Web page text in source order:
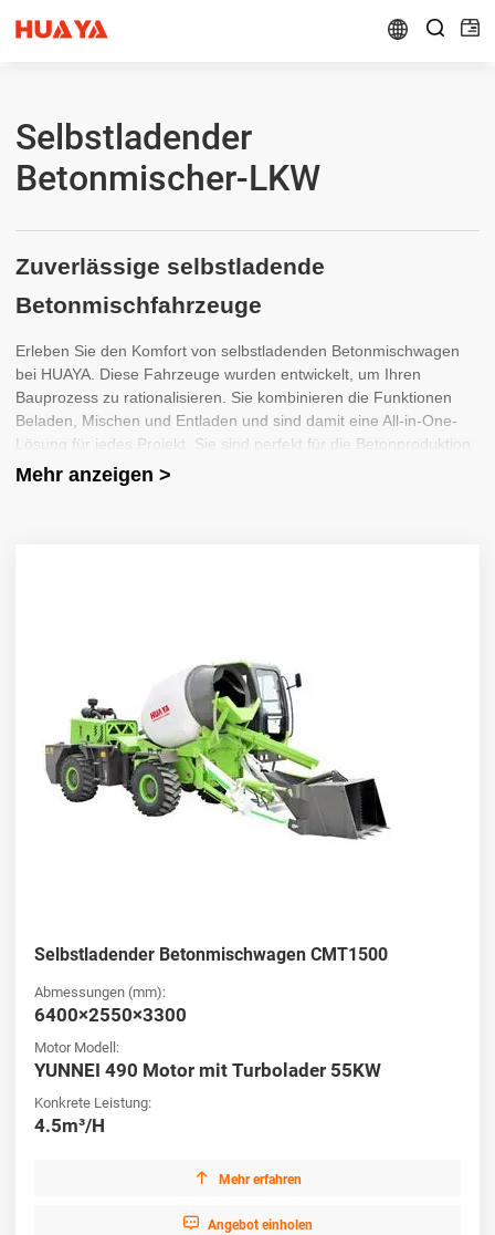
 
Selbstladender
Betonmischer-LKW
Zuverlässige selbstladende
Betonmischfahrzeuge
Erleben Sie den Komfort von selbstladenden Betonmischwagen
bei HUAYA. Diese Fahrzeuge wurden entwickelt, um Ihren
Bauprozess zu rationalisieren. Sie kombinieren die Funktionen
Beladen, Mischen und Entladen und sind damit eine All-in-One-
Lösung für jedes Projekt. Sie sind perfekt für die Betonproduktion
vor Ort und bieten Effizienz und Leistung, auf die Sie sich
verlassen können.
Mischanforderungen. Ganz gleich, ob Sie an kleinen Bauvorhaben
oder großen Infrastrukturprojekten arbeiten, diese Mischer liefern
hochwertige Ergebnisse und senken gleichzeitig die Arbeits- und
Betriebskosten.
Fortschrittliche Merkmale von
selbstladenden Betonmischfahrzeugen
Fahrzeuge eine langfristige, kosteneffektive Lösung für Ihren
Betonmischbedarf.
Mehr anzeigen >
Selbstladender Betonmischwagen CMT1500
Abmessungen (mm):
6400×2550×3300
Motor Modell:
YUNNEI 490 Motor mit Turbolader 55KW
Konkrete Leistung:
4.5m³/H
 Mehr erfahren
 Angebot einholen